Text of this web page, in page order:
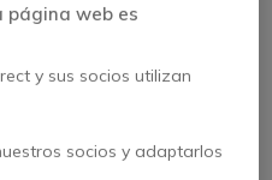
página web es
y sus socios utilizan
socios y adaptarlos